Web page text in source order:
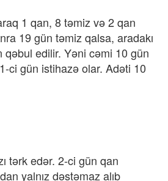
1 qan, 8 təmiz və 2 qan
19 gün təmiz qalsa, aradakı
edilir. Yəni cəmi 10 gün
ci gün istihazə olar. Adəti 10
tərk edər. 2-ci gün qan
yalnız dəstəmaz alıb